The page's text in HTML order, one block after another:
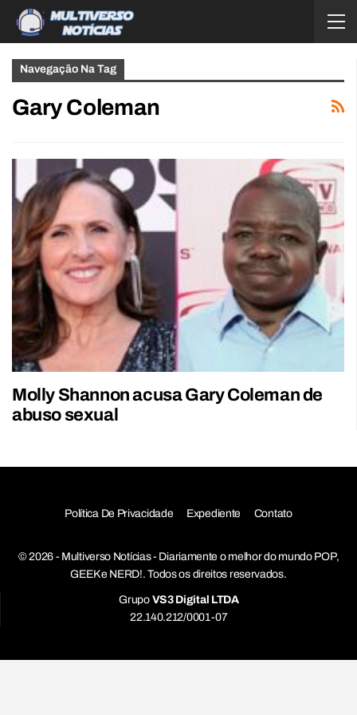
Navegação Na Tag
Gary Coleman
Molly Shannon acusa Gary Coleman de
abuso sexual
Política De Privacidade Expediente Contato
© 2026 - Multiverso Notícias - Diariamente o melhor do mundo POP,
GEEK e NERD!. Todos os direitos reservados.
Grupo VS3 Digital LTDA
22.140.212/0001-07